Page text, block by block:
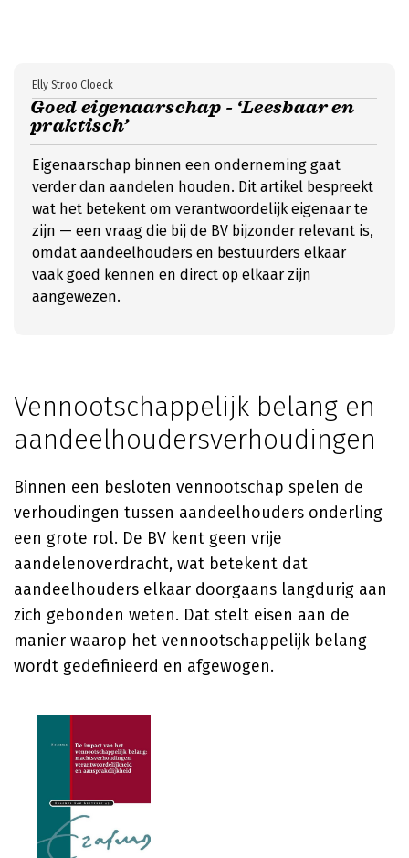
Goed eigenaarschap - ‘Leesbaar en
praktisch’
Elly Stroo Cloeck
Eigenaarschap binnen een onderneming gaat
verder dan aandelen houden. Dit artikel bespreekt
wat het betekent om verantwoordelijk eigenaar te
zijn — een vraag die bij de BV bijzonder relevant is,
omdat aandeelhouders en bestuurders elkaar
vaak goed kennen en direct op elkaar zijn
aangewezen.
Vennootschappelijk belang en
aandeelhoudersverhoudingen
Binnen een besloten vennootschap spelen de
verhoudingen tussen aandeelhouders onderling
een grote rol. De BV kent geen vrije
aandelenoverdracht, wat betekent dat
aandeelhouders elkaar doorgaans langdurig aan
zich gebonden weten. Dat stelt eisen aan de
manier waarop het vennootschappelijk belang
wordt gedefinieerd en afgewogen.